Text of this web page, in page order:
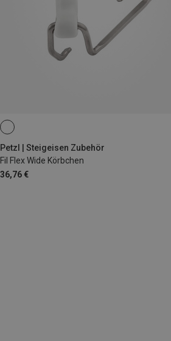
Petzl | Steigeisen Zubehör
Fil Flex Wide Körbchen
36,76 €